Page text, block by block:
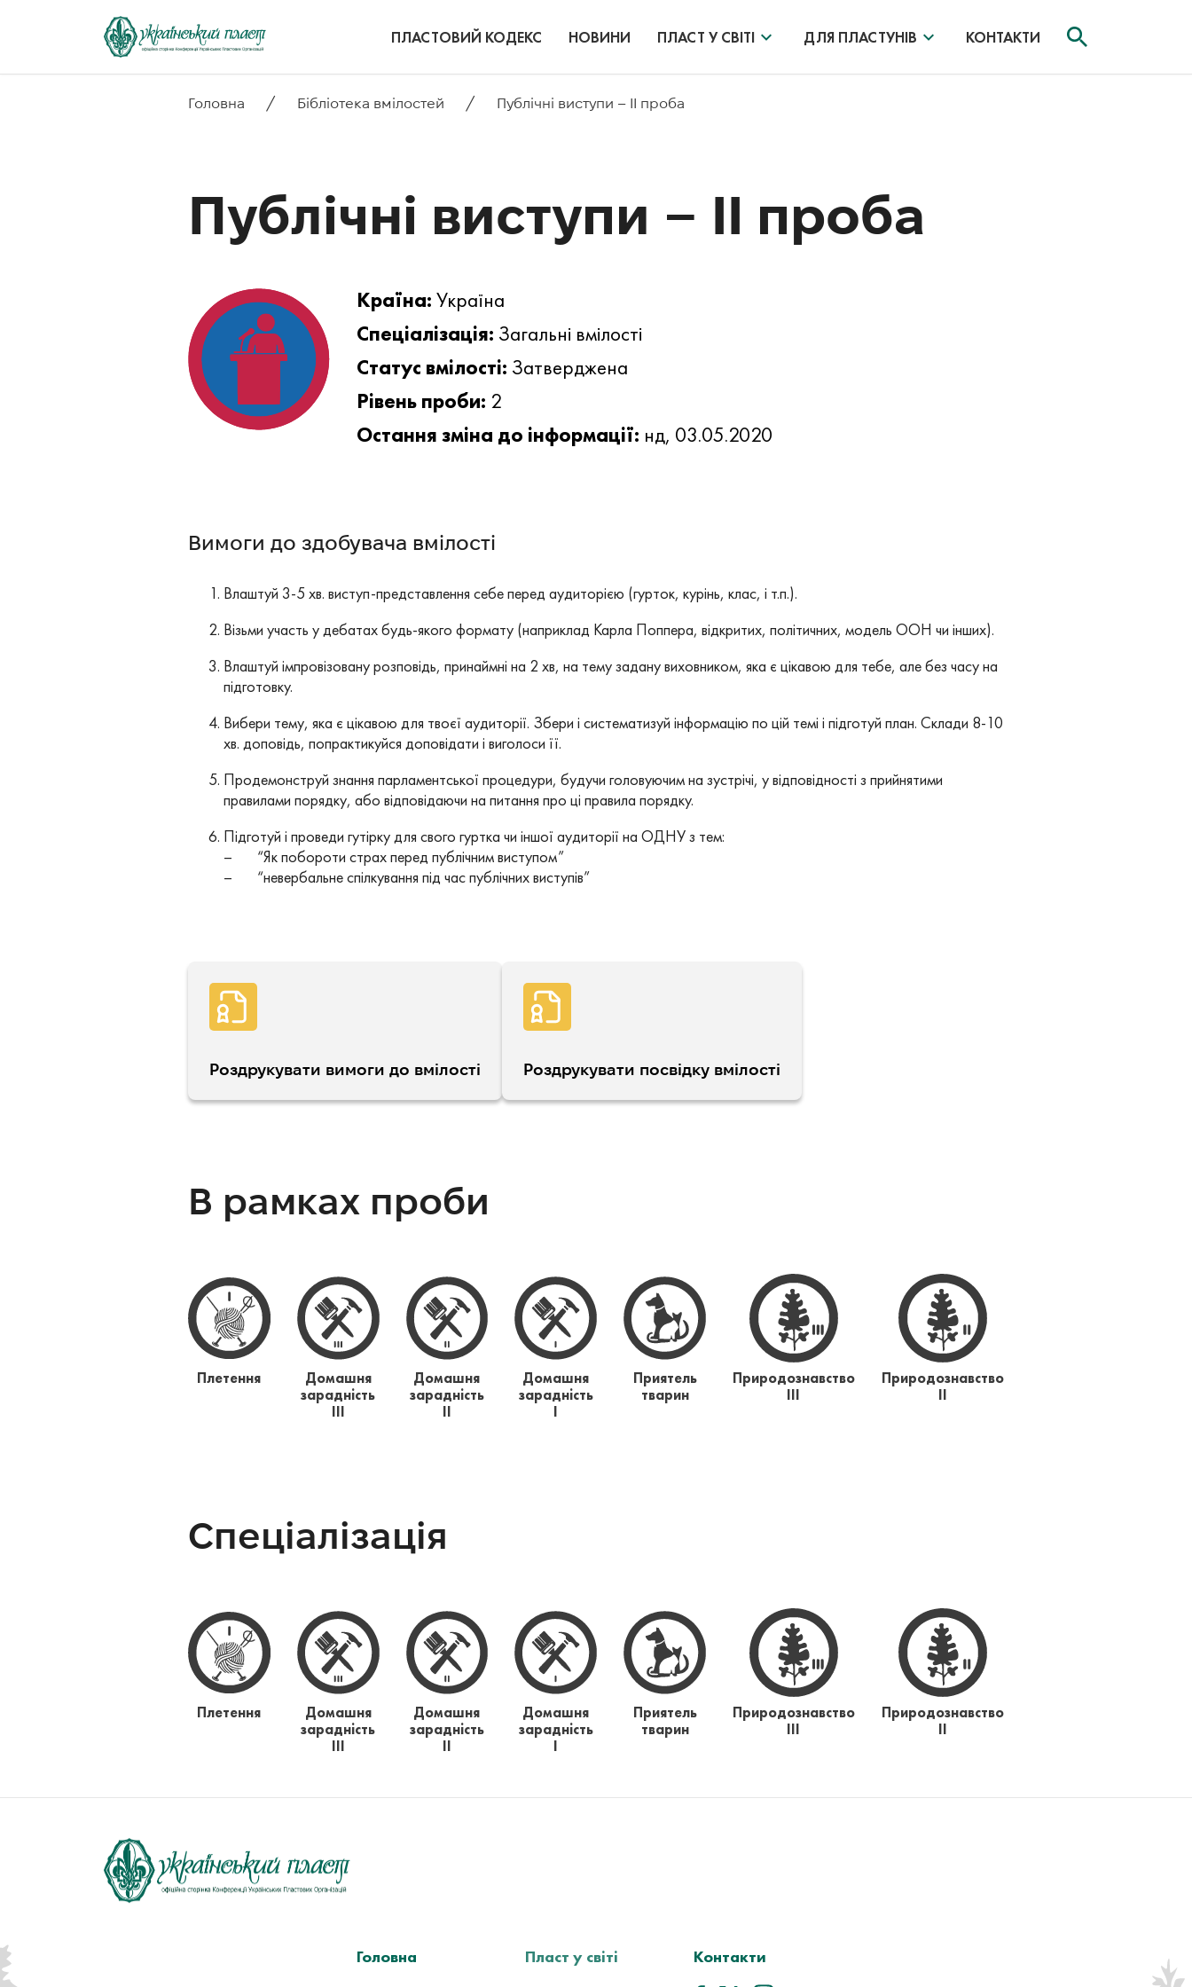
ПЛАСТОВИЙ КОДЕКС НОВИНИ ПЛАСТ У СВІТІ ДЛЯ ПЛАСТУНІВ КОНТАКТИ
Головна / Бібліотека вмілостей / Публічні виступи – ІІ проба
Публічні виступи – ІІ проба
Країна: Україна
Спеціалізація: Загальні вмілості
Статус вмілості: Затверджена
Рівень проби: 2
Остання зміна до інформації: нд, 03.05.2020
Вимоги до здобувача вмілості
Влаштуй 3-5 хв. виступ-представлення себе перед аудиторією (гурток, курінь, клас, і т.п.).
Візьми участь у дебатах будь-якого формату (наприклад Карла Поппера, відкритих, політичних, модель ООН чи інших).
Влаштуй імпровізовану розповідь, принаймні на 2 хв, на тему задану виховником, яка є цікавою для тебе, але без часу на
підготовку.
Вибери тему, яка є цікавою для твоєї аудиторії. Збери і систематизуй інформацію по цій темі і підготуй план. Склади 8-10
хв. доповідь, попрактикуйся доповідати і виголоси її.
Продемонструй знання парламентської процедури, будучи головуючим на зустрічі, у відповідності з прийнятими
правилами порядку, або відповідаючи на питання про ці правила порядку.
Підготуй і проведи гутірку для свого гуртка чи іншої аудиторії на ОДНУ з тем:
– “Як побороти страх перед публічним виступом”
– “невербальне спілкування під час публічних виступів”
Роздрукувати вимоги до вмілості Роздрукувати посвідку вмілості
В рамках проби
Плетення
Домашня
зарадність
ІІІ
Домашня
зарадність
ІІ
Домашня
зарадність
І
Приятель
тварин
Природознавство
ІІІ
Природознавство
ІІ
Спеціалізація
Плетення
Домашня
зарадність
ІІІ
Домашня
зарадність
ІІ
Домашня
зарадність
І
Приятель
тварин
Природознавство
ІІІ
Природознавство
ІІ
Головна
Пласт у світі
Контакти